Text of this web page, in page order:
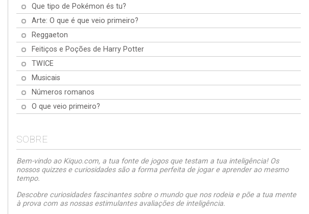
Que tipo de Pokémon és tu?
Arte: O que é que veio primeiro?
Reggaeton
Feitiços e Poções de Harry Potter
TWICE
Musicais
Números romanos
O que veio primeiro?
SOBRE
Bem-vindo ao Kiquo.com, a tua fonte de jogos que testam a tua inteligência! Os
nossos quizzes e curiosidades são a forma perfeita de jogar e aprender ao mesmo
tempo.
Descobre curiosidades fascinantes sobre o mundo que nos rodeia e põe a tua mente
à prova com as nossas estimulantes avaliações de inteligência.